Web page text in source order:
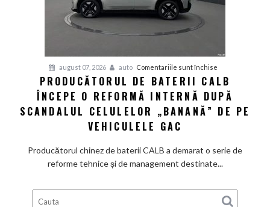
dolari
august 07, 2026 auto Comentariile sunt închise
Producătorul
de
baterii
scandalul
PRODUCĂTORUL DE BATERII CALB
ÎNCEPE O REFORMĂ INTERNĂ DUPĂ
SCANDALUL CELULELOR „BANANĂ” DE PE
VEHICULELE GAC
Producătorul chinez de baterii CALB a demarat o serie de
reforme tehnice și de management destinate...